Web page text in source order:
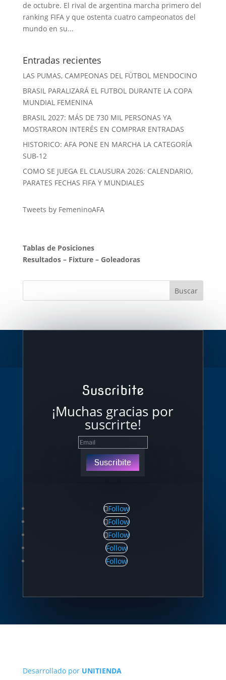
de octubre. El rival de argentina marcha primero del
ranking FIFA y que ostenta cuatro campeonatos del
mundo en su...
Entradas recientes
LAS PUMAS, CAMPEONAS DEL FÚTBOL MENDOCINO
BRASIL PARALIZARÁ EL FUTBOL DURANTE LA COPA
MUNDIAL FEMENINA
BRASIL 2027: MÁS DE 730 MIL PERSONAS YA
MOSTRARON INTERÉS EN COMPRAR ENTRADAS
HISTORICO: AFA PONE EN MARCHA LA CATEGORÍA
SUB-12
COMO SE JUEGA EL CLAUSURA 2026: CALENDARIO,
PARATES FECHAS FIFA Y MUNDIALES
Tweets by FemeninoAFA
Tablas de Posiciones
Resultados– Fixture– Goleadoras
Suscribite
¡Muchas gracias por
suscrirte!
Suscribite
Follow
Follow
Follow
Follow
Follow
Desarrollado por UNITIENDA